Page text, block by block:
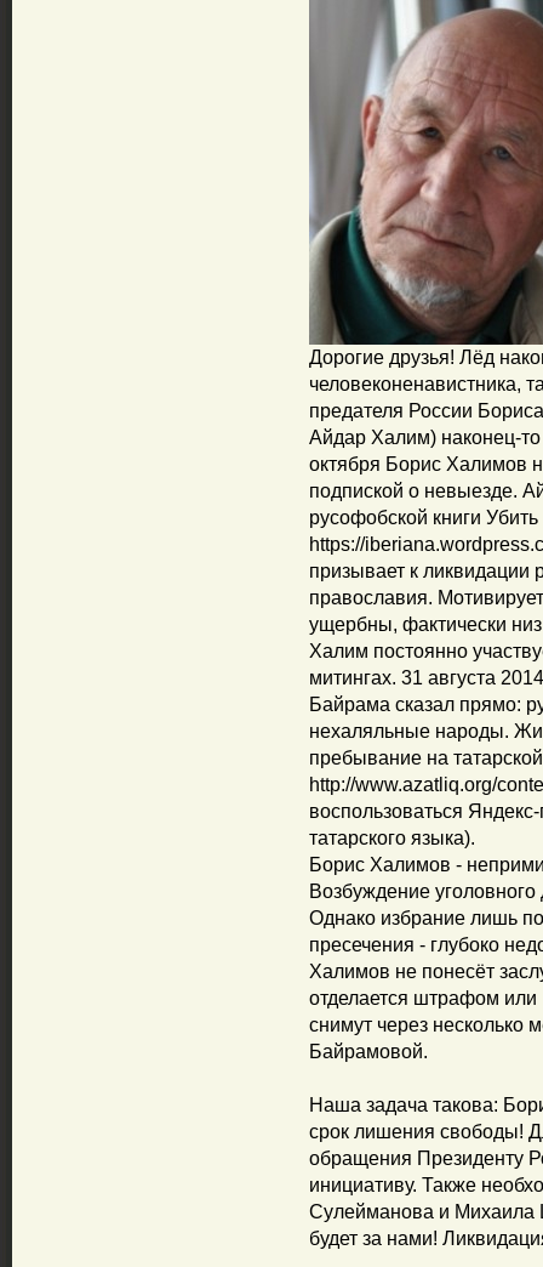
Дорогие друзья! Лёд
человеконенавистника,
предателя России
Айдар Халим) наконец-
октября Борис Халимов
подпиской о невыезде.
русофобской книги
https://
призывает к ликвидации
православия.
ущербны, фактически
Халим постоянно
митингах. 31 августа
Байрама сказал прямо:
нехаляльные народы.
пребывание на
http://www.azatliq.org/
воспользоваться
татарского языка).
Борис Халимов -
Возбуждение
Однако избрание лишь
пресечения - глубоко
Халимов не понесёт
отделается штрафом или
снимут через несколько
Байрамовой.
Наша задача такова:
срок лишения свободы!
обращения Президенту
инициативу. Также
Сулейманова и Михаила
будет за нами!